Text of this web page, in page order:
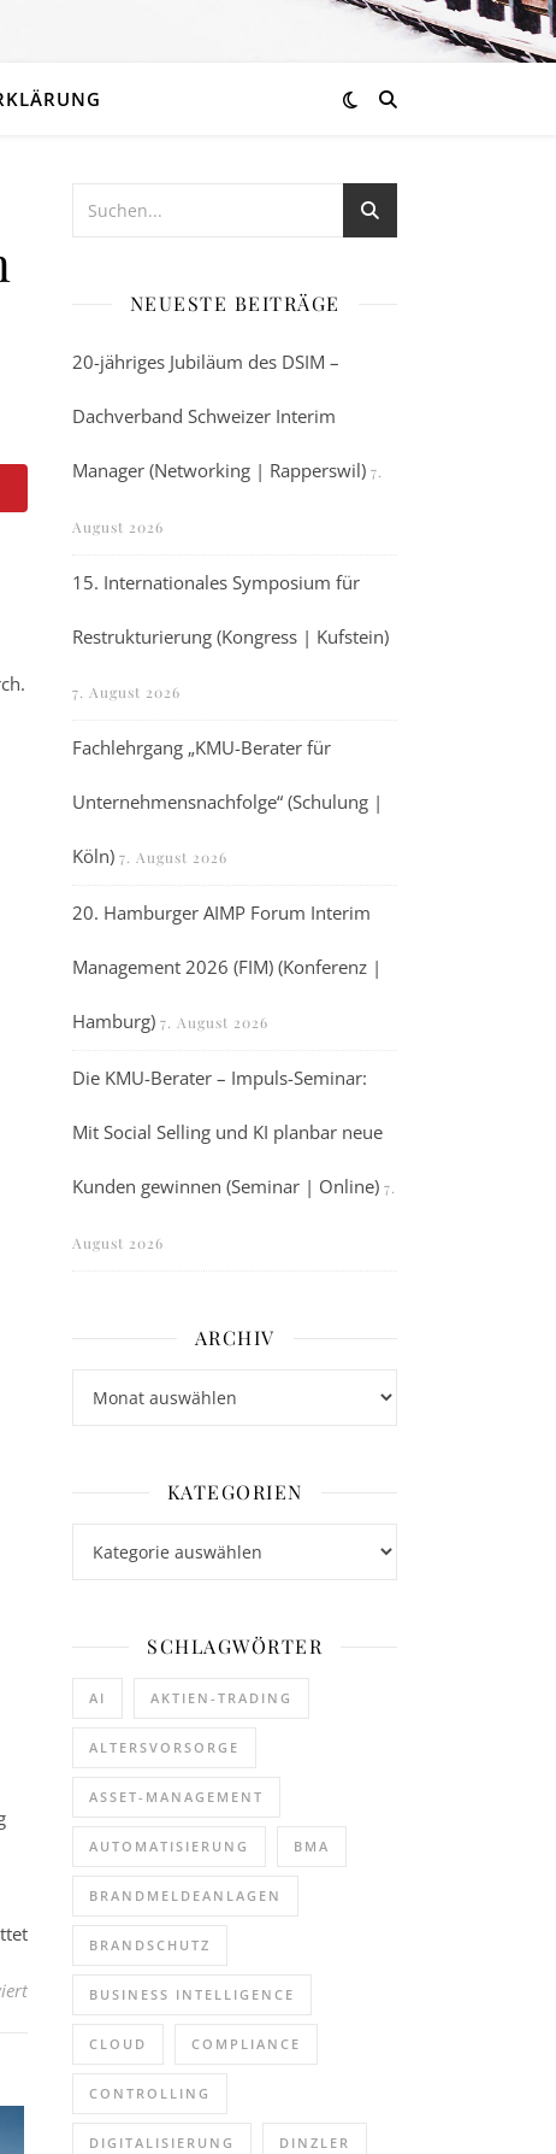
für IHK Ostwürttemberg – Karriereabend in Aalen (Seminar |
NEUESTE BEITRÄGE
20-jähriges Jubiläum des DSIM –
Dachverband Schweizer Interim
Manager (Networking | Rapperswil) 7.
August 2026
15. Internationales Symposium für
Restrukturierung (Kongress | Kufstein)
7. August 2026
Fachlehrgang „KMU-Berater für
Unternehmensnachfolge“ (Schulung |
Köln) 7. August 2026
20. Hamburger AIMP Forum Interim
Management 2026 (FIM) (Konferenz |
Hamburg) 7. August 2026
Die KMU-Berater – Impuls-Seminar:
Mit Social Selling und KI planbar neue
Kunden gewinnen (Seminar | Online) 7.
August 2026
ARCHIV
KATEGORIEN
SCHLAGWÖRTER
AI AKTIEN-TRADING
ALTERSVORSORGE
ASSET-MANAGEMENT
AUTOMATISIERUNG BMA
BRANDMELDEANLAGEN
BRANDSCHUTZ
BUSINESS INTELLIGENCE
CLOUD COMPLIANCE
CONTROLLING
DIGITALISIERUNG DINZLER